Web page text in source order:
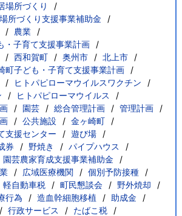
場所づくり
所づくり支援事業補助金
農業
・子育て支援事業計画
西和賀町 奥州市
北上市
町子ども・子育て支援事業計画
ヒトパピローマウイルスワクチン
ヒトパピローマウイルス
園芸 総合管理計画
管理計画
公共施設
金ヶ崎町
支援センター
遊び場
券 野焼き
パイプハウス
園芸農家育成支援事業補助金
広域医療機関
個別予防接種
軽自動車税 町民懇談会
野外焼却
行為 造血幹細胞移植
助成金
行政サービス
たばこ税